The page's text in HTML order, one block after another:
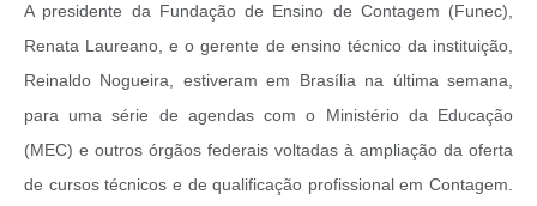
A presidente da Fundação de Ensino de Contagem (Funec),
Renata Laureano, e o gerente de ensino técnico da instituição,
Reinaldo Nogueira, estiveram em Brasília na última semana,
para uma série de agendas com o Ministério da Educação
(MEC) e outros órgãos federais voltadas à ampliação da oferta
de cursos técnicos e de qualificação profissional em Contagem.